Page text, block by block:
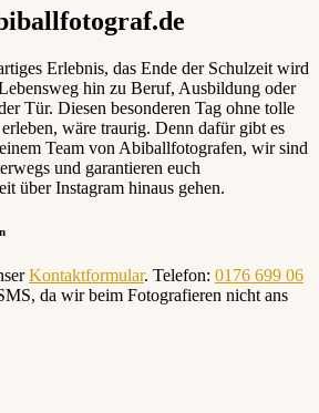
Erlebnis, das Ende der Schulzeit wird
hin zu Beruf, Ausbildung oder
Tür. Diesen besonderen Tag ohne tolle
wäre traurig. Denn dafür gibt es
Team von Abiballfotografen, wir sind
und garantieren euch
über Instagram hinaus gehen.
Kontaktformular. Telefon: 0176 699 06
da wir beim Fotografieren nicht ans